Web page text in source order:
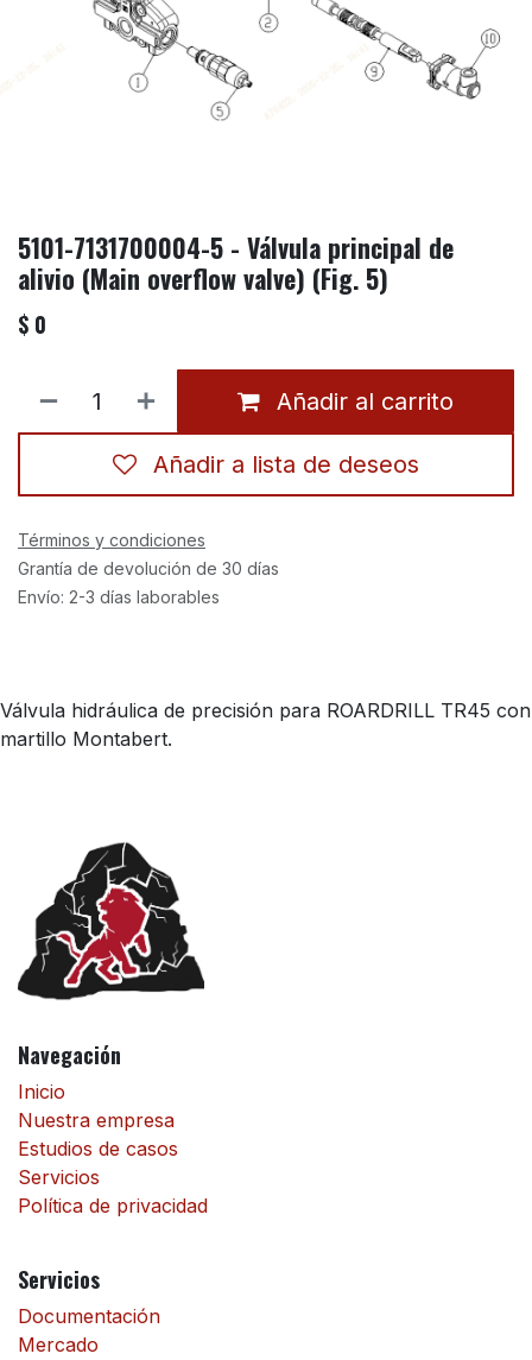
5101-7131700004-5 - Válvula principal de
alivio (Main overflow valve) (Fig. 5)
$ 0
Añadir al carrito
Añadir a lista de deseos
Términos y condiciones
Grantía de devolución de 30 días
Envío: 2-3 días laborables
Válvula hidráulica de precisión para ROARDRILL TR45 con
martillo Montabert.
Navegación
Inicio
Nuestra empresa
Estudios de casos
Servicios
Política de privacidad
Servicios
Documentación
Mercado